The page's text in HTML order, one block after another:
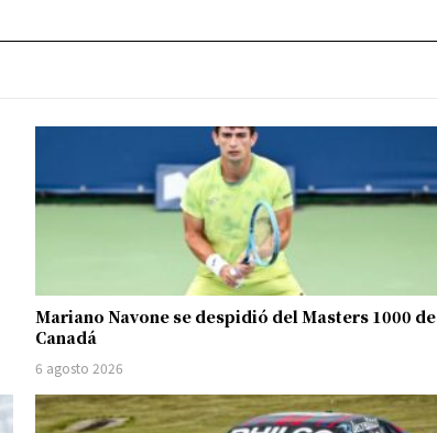
Mariano Navone se despidió del Masters 1000 de
Canadá
6 agosto 2026